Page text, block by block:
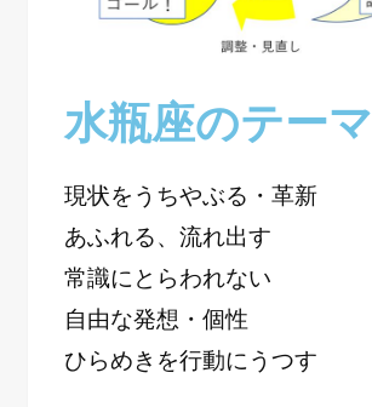
水瓶座のテーマ
現状をうちやぶる・革新
あふれる、流れ出す
常識にとらわれない
自由な発想・個性
ひらめきを行動にうつす